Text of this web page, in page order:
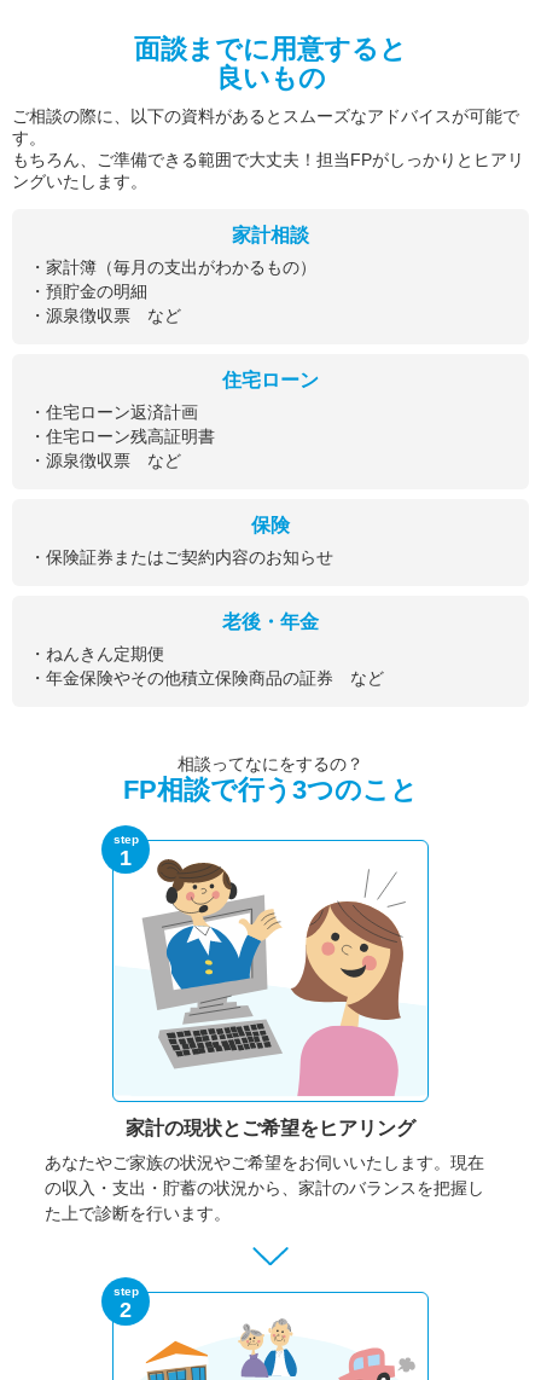
面談までに用意すると
良いもの
ご相談の際に、以下の資料があるとスムーズなアドバイスが可能で
す。
もちろん、ご準備できる範囲で大丈夫！担当FPがしっかりとヒアリ
ングいたします。
家計相談
・家計簿（毎月の支出がわかるもの）
・預貯金の明細
・源泉徴収票 など
住宅ローン
・住宅ローン返済計画
・住宅ローン残高証明書
・源泉徴収票 など
保険
・保険証券またはご契約内容のお知らせ
老後・年金
・ねんきん定期便
・年金保険やその他積立保険商品の証券 など
相談ってなにをするの？
FP相談で行う3つのこと
step
1
家計の現状と ご希望をヒアリング
あなたやご家族の状況やご希望をお伺いいたします。 現在
の収入・支出・貯蓄の状況から、家計のバランスを把握し
た上で診断を行います。
step
2